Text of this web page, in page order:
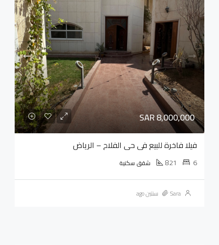
SAR 8,000,000
فيلا فاخرة للبيع في حي الفلاح – الرياض
6
821 شقق سكنية
Sara سنتين ago